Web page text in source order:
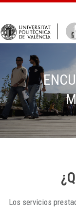
Los servicios